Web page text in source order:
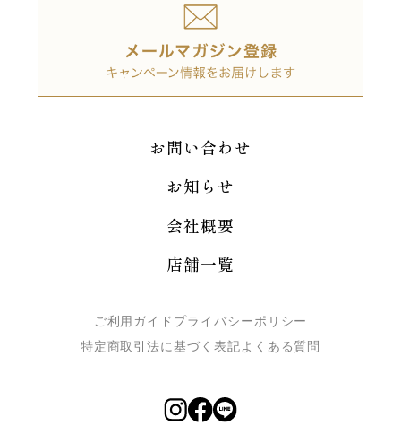
お問い合わせ
お知らせ
会社概要
店舗一覧
ご利用ガイド プライバシーポリシー
特定商取引法に基づく表記よくある質問